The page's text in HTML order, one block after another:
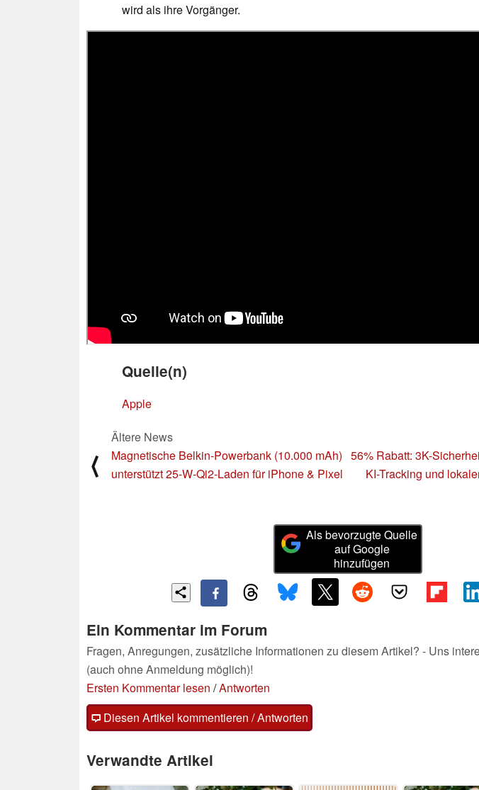
wird als ihre Vorgänger.
Quelle(n)
Apple
⟨
Ältere News
Magnetische Belkin‑Powerbank (10.000 mAh)
unterstützt 25‑W‑Qi2‑Laden für iPhone & Pixel
56% Rabatt: 3K-
KI-Tracking und
Als bevorzugte Quelle
auf Google
hinzufügen
Ein Kommentar im Forum
Fragen, Anregungen, zusätzliche Informationen zu diesem Artikel? - Uns
(auch ohne Anmeldung möglich)!
Ersten Kommentar lesen /Antworten
Diesen Artikel kommentieren / Antworten
Verwandte Artikel